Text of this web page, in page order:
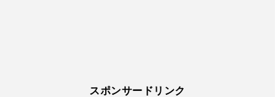
スポンサードリンク